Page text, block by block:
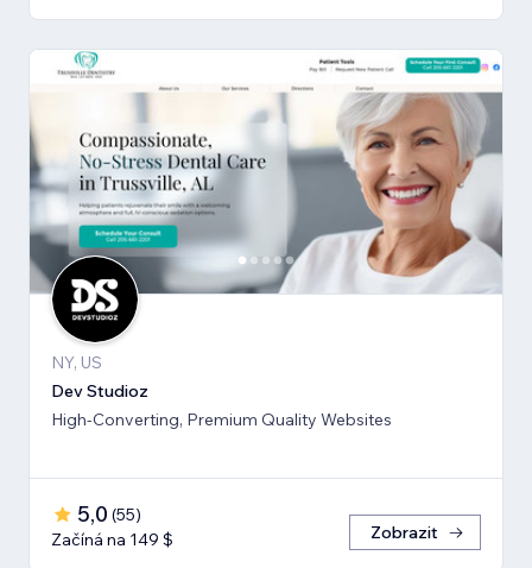
NY, US
Dev Studioz
High-Converting, Premium Quality Websites
5,0 (55)
Začíná na 149 $
Zobrazit